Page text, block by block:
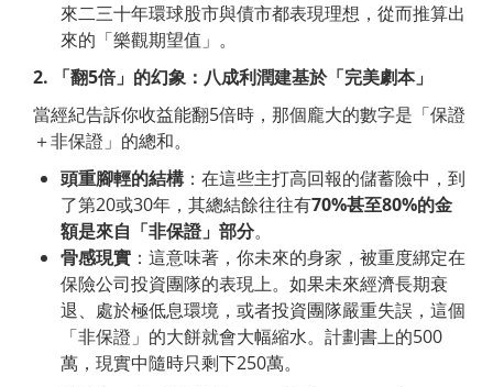
來二三十年環球股市與債市都表現理想，從而推算出
來的「樂觀期望值」。
2.
「翻5倍」的幻象：八成利潤建基於「完美劇本」
當經紀告訴你收益能翻5倍時，那個龐大的數字是「保證
＋非保證」的總和。
頭重腳輕的結構 ：在這些主打高回報的儲蓄險中，到
了第20或30年，其總結餘往往有70%甚至80%的金
額是來自「非保證」部分。
骨感現實 ：這意味著，你未來的身家，被重度綁定在
保險公司投資團隊的表現上。如果未來經濟長期衰
退、處於極低息環境，或者投資團隊嚴重失誤，這個
「非保證」的大餅就會大幅縮水。計劃書上的500
萬，現實中隨時只剩下250萬。